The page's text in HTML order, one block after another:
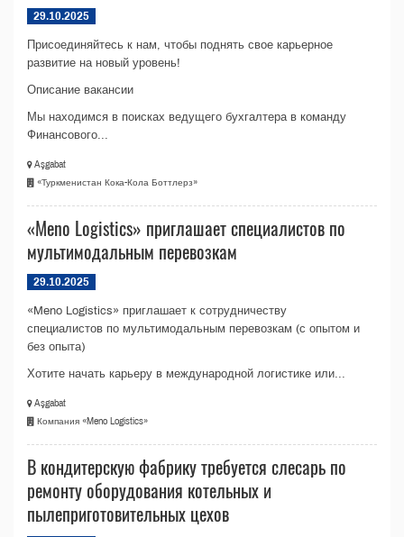
29.10.2025
Присоединяйтесь к нам, чтобы поднять свое карьерное
развитие на новый уровень!
Описание вакансии
Мы находимся в поисках ведущего бухгалтера в команду
Финансового...
Aşgabat
«Туркменистан Кока-Кола Боттлерз»
«Meno Logistics» приглашает специалистов по
мультимодальным перевозкам
29.10.2025
«Meno Logistics» приглашает к сотрудничеству
специалистов по мультимодальным перевозкам (с опытом и
без опыта)
Хотите начать карьеру в международной логистике или...
Aşgabat
Компания «Meno Logistics»
В кондитерскую фабрику требуется слесарь по
ремонту оборудования котельных и
пылеприготовительных цехов